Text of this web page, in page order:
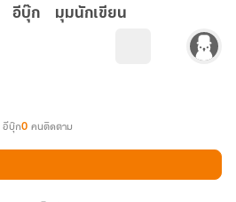
อีบุ๊ก มุมนักเขียน
อีบุ๊ก0 คนติดตาม